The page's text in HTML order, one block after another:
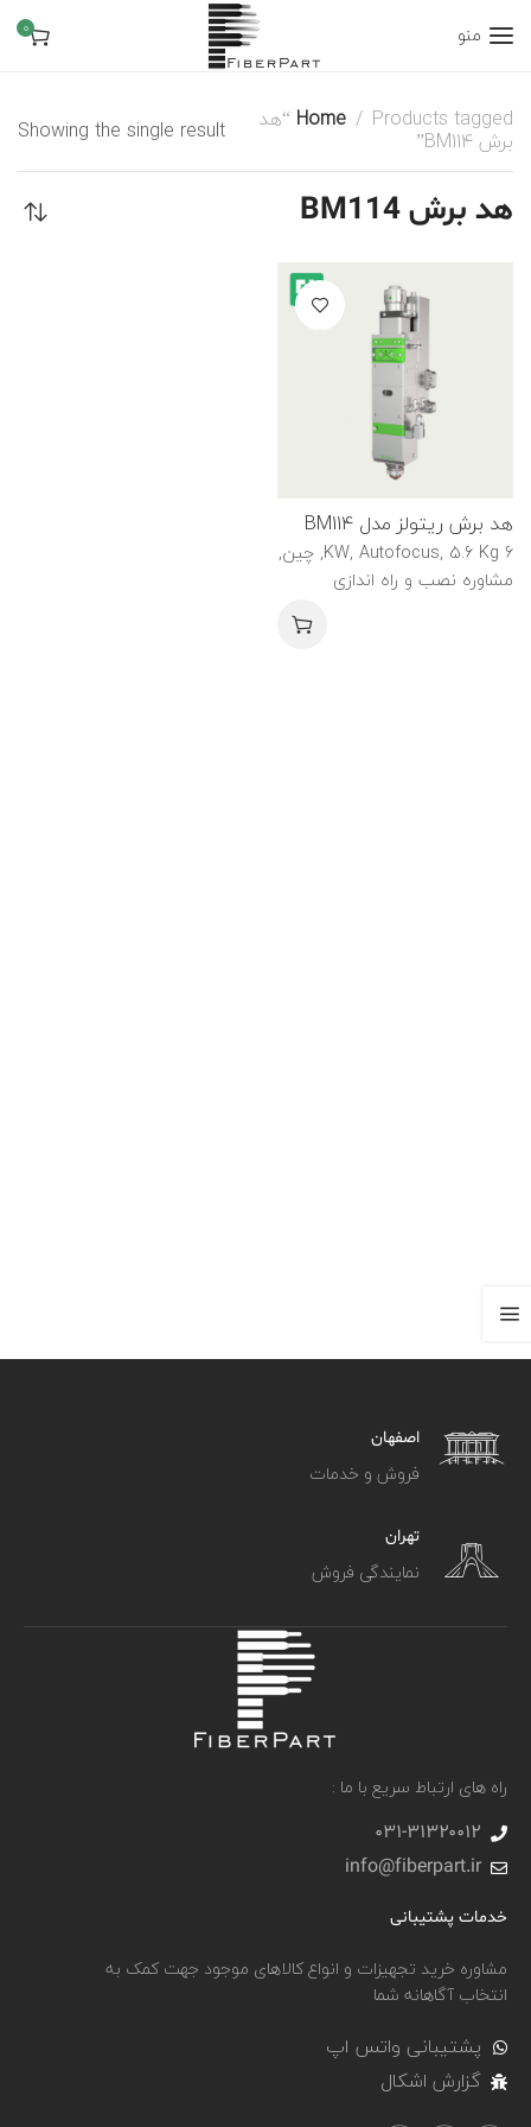
منو 0
Home Products tagged “هد
برش BM114” Showing the single result
هد برش BM114
هد برش ریتولز مدل BM114
6 KW, Autofocus, 5.6 Kg, چین,
مشاوره نصب و راه اندازی
اصفهان
فروش و خدمات
تهران
نمایندگی فروش
راه های ارتباط سریع با ما :
031-۳۱۳۲۰۰۱۲
info@fiberpart.ir
خدمات پشتیبانی
مشاوره خرید تجهیزات و انواع کالاهای موجود جهت کمک به
انتخاب آگاهانه شما
پشتیبانی واتس اپ
گزارش اشکال